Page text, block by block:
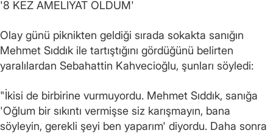
'8 KEZ AMELİYAT OLDUM'
Olay günü piknikten geldiği sırada sokakta sanığın
Mehmet Sıddık ile tartıştığını gördüğünü belirten
yaralılardan Sebahattin Kahvecioğlu, şunları söyledi:
"İkisi de birbirine vurmuyordu. Mehmet Sıddık, sanığa
'Oğlum bir sıkıntı vermişse siz karışmayın, bana
söyleyin, gerekli şeyi ben yaparım' diyordu. Daha sonra